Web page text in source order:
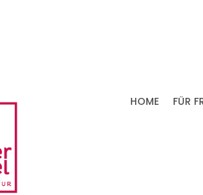
HOME FÜR